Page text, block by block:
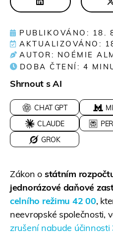
PUBLIKOVÁNO: 18.
AKTUALIZOVÁNO:
AUTOR: NOÉMIE
DOBA ČTENÍ: 4
Shrnout s AI
CHAT GPT
CLAUDE
GROK
Zákon o státním
jednorázové daňové
celního režimu 42 00,
neevropské společnosti,
zrušení nabude účinnosti